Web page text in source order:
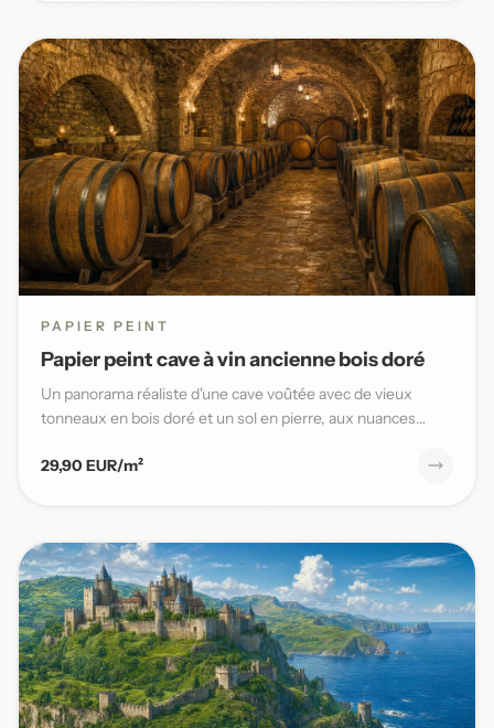
PAPIER PEINT
Papier peint cave à vin ancienne bois doré
Un panorama réaliste d'une cave voûtée avec de vieux
tonneaux en bois doré et un sol en pierre, aux nuances
29,90 EUR/m²